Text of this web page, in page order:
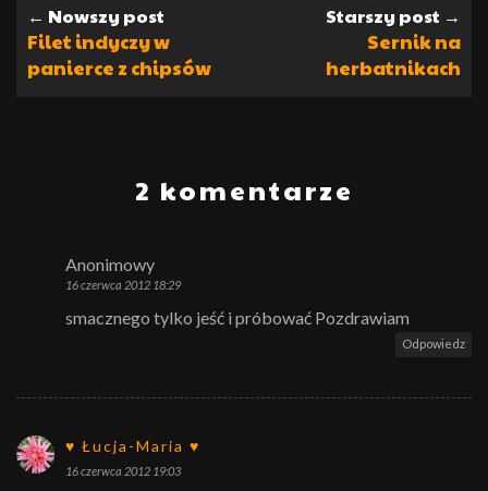
← Nowszy post
Filet indyczy w
panierce z chipsów
Starszy post →
Sernik na
herbatnikach
2 komentarze
Anonimowy
16 czerwca 2012 18:29
smacznego tylko jeść i próbować Pozdrawiam
Odpowiedz
♥ Łucja-Maria ♥
16 czerwca 2012 19:03